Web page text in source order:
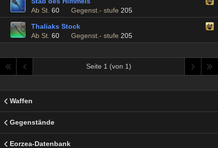
Ab St. 60 Gegenst.- stufe 205
Thaliaks Stock
Ab St. 60 Gegenst.- stufe 205
Seite 1 (von 1)
Waffen
Gegenstände
Eorzea-Datenbank